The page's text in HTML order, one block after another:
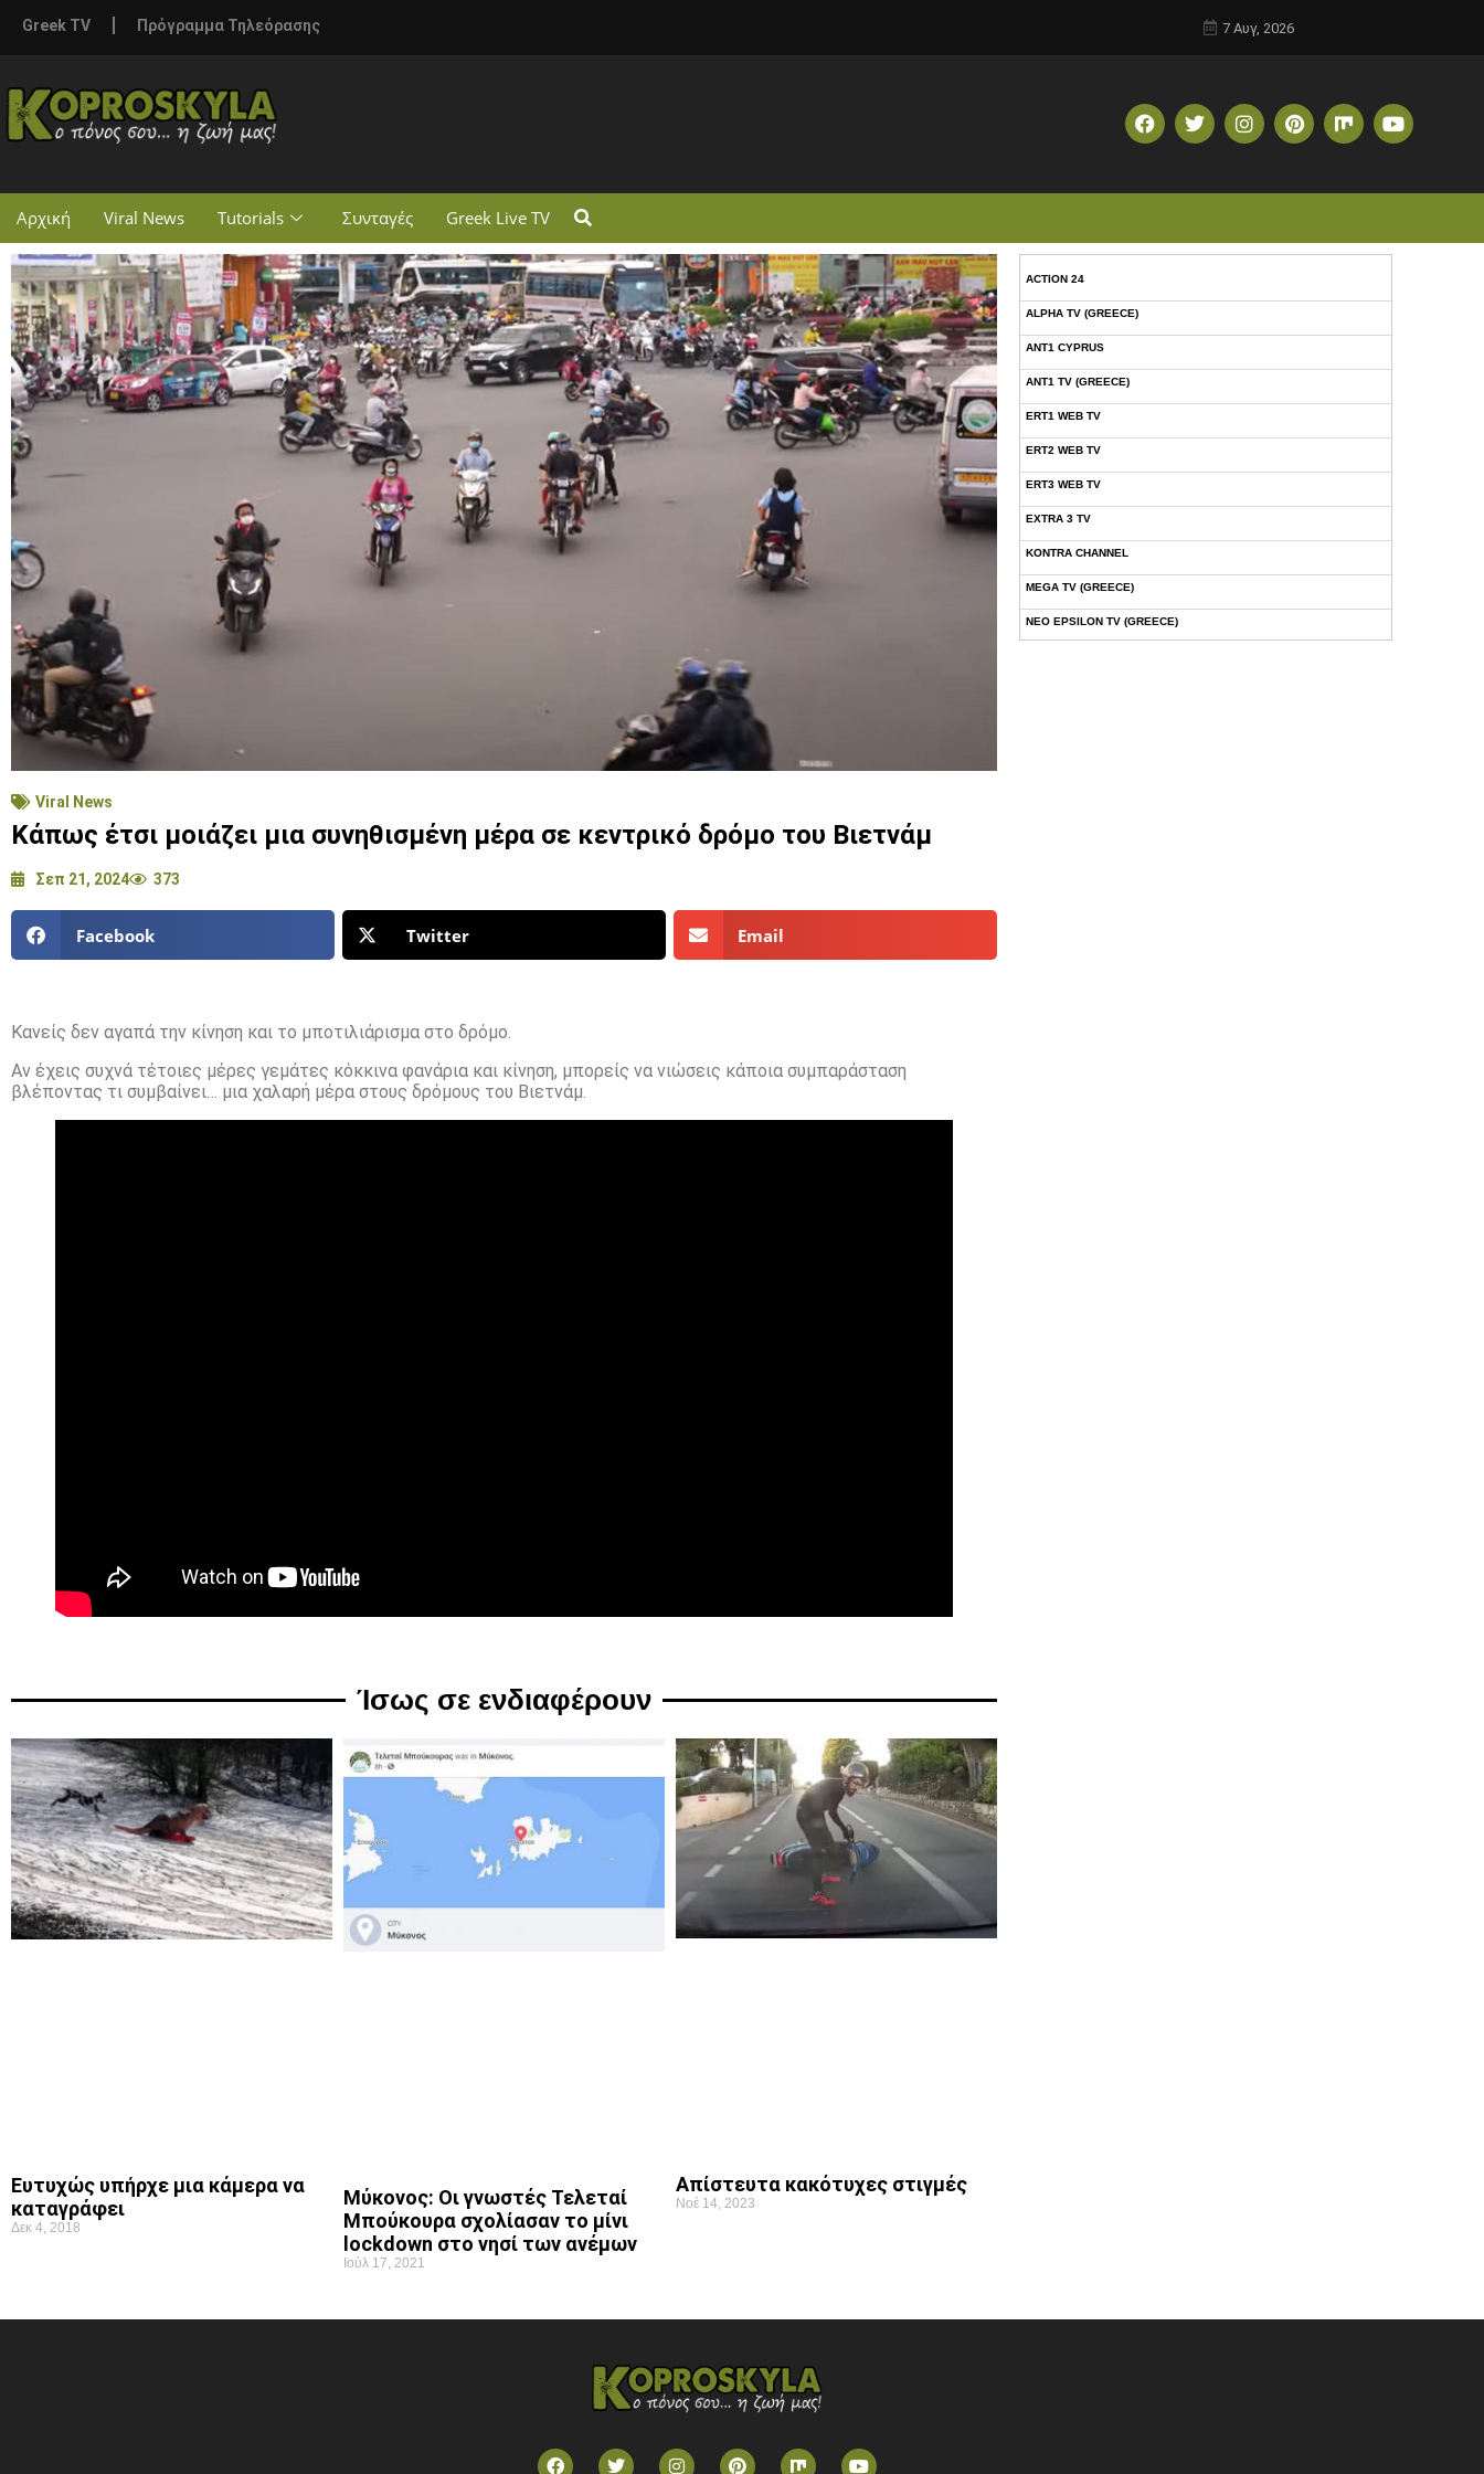
Greek TV Πρόγραμμα Τηλεόρασης 7 Αυγ, 2026
Αρχική Viral News Tutorials Συνταγές Greek Live TV
Viral News
Κάπως έτσι μοιάζει μια συνηθισμένη μέρα σε κεντρικό δρόμο του Βιετνάμ
Σεπ 21, 2024 373
Facebook Twitter Email
Κανείς δεν αγαπά την κίνηση και το μποτιλιάρισμα στο δρόμο.
Αν έχεις συχνά τέτοιες μέρες γεμάτες κόκκινα φανάρια και κίνηση, μπορείς να νιώσεις κάποια συμπαράσταση
βλέποντας τι συμβαίνει… μια χαλαρή μέρα στους δρόμους του Βιετνάμ.
Ίσως σε ενδιαφέρουν
Ευτυχώς υπήρχε μια κάμερα να
καταγράφει
Δεκ 4, 2018
Μύκονος: Οι γνωστές Τελεταί
Μπούκουρα σχολίασαν το μίνι
lockdown στο νησί των ανέμων
Ιούλ 17, 2021
Απίστευτα κακότυχες στιγμές
Νοέ 14, 2023
ACTION 24
ALPHA TV (GREECE)
ANT1 CYPRUS
ANT1 TV (GREECE)
ERT1 WEB TV
ERT2 WEB TV
ERT3 WEB TV
EXTRA 3 TV
KONTRA CHANNEL
MEGA TV (GREECE)
NEO EPSILON TV (GREECE)